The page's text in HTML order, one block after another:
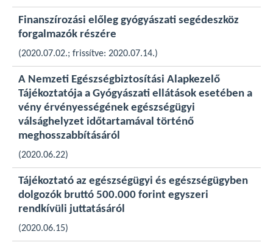
Finanszírozási előleg gyógyászati segédeszköz
forgalmazók részére
(2020.07.02.; frissítve: 2020.07.14.)
A Nemzeti Egészségbiztosítási Alapkezelő
Tájékoztatója a Gyógyászati ellátások esetében a
vény érvényességének egészségügyi
válsághelyzet időtartamával történő
meghosszabbításáról
(2020.06.22)
Tájékoztató az egészségügyi és egészségügyben
dolgozók bruttó 500.000 forint egyszeri
rendkívüli juttatásáról
(2020.06.15)